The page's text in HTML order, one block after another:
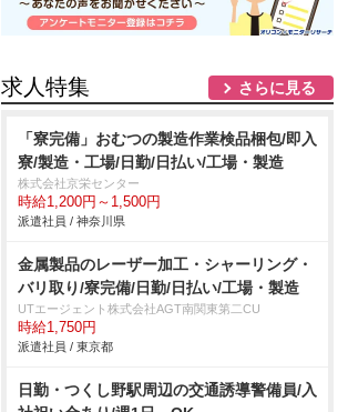
求人特集 さらに見る
「寮完備」おむつの製造作業検品梱包/即入
寮/製造・工場/日勤/日払い/工場・製造
株式会社京栄センター
時給1,200円～1,500円
派遣社員 / 神奈川県
金属製品のレーザー加工・シャーリング・
バリ取り/寮完備/日勤/日払い/工場・製造
UTエージェント株式会社AGT南関東第二CU
時給1,750円
派遣社員 / 東京都
日勤・つくし野駅周辺の交通誘導警備員/入